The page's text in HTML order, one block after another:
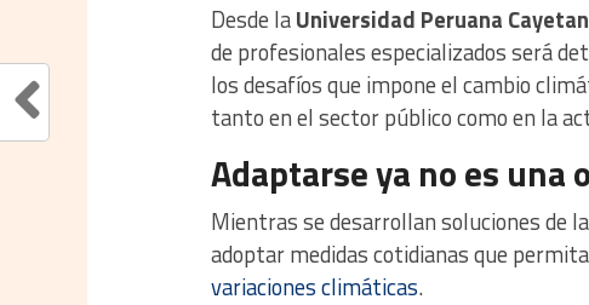
Desde laUniversidad Peruana
de profesionales especializados será
los desafíos que impone el cambio
tanto en el sector público como en la
Adaptarse ya no es una
Mientras se desarrollan soluciones de
adoptar medidas cotidianas que
variaciones climáticas.